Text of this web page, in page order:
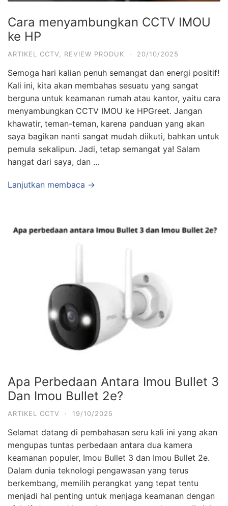
Cara menyambungkan CCTV IMOU
ke HP
ARTIKEL CCTV, REVIEW PRODUK · 20/10/2025
Semoga hari kalian penuh semangat dan energi positif!
Kali ini, kita akan membahas sesuatu yang sangat
berguna untuk keamanan rumah atau kantor, yaitu cara
menyambungkan CCTV IMOU ke HPGreet. Jangan
khawatir, teman-teman, karena panduan yang akan
saya bagikan nanti sangat mudah diikuti, bahkan untuk
pemula sekalipun. Jadi, tetap semangat ya! Salam
hangat dari saya, dan …
Lanjutkan membaca →
Apa Perbedaan Antara Imou Bullet 3
Dan Imou Bullet 2e?
ARTIKEL CCTV · 19/10/2025
Selamat datang di pembahasan seru kali ini yang akan
mengupas tuntas perbedaan antara dua kamera
keamanan populer, Imou Bullet 3 dan Imou Bullet 2e.
Dalam dunia teknologi pengawasan yang terus
berkembang, memilih perangkat yang tepat tentu
menjadi hal penting untuk menjaga keamanan dengan